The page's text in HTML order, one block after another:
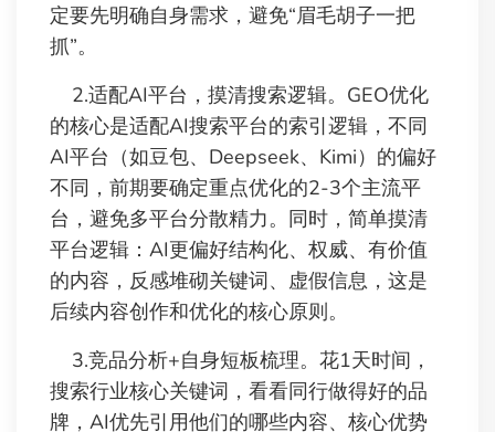
定要先明确自身需求，避免“眉毛胡子一把
抓”。
2.适配AI平台，摸清搜索逻辑。GEO优化
的核心是适配AI搜索平台的索引逻辑，不同
AI平台（如豆包、Deepseek、Kimi）的偏好
不同，前期要确定重点优化的2-3个主流平
台，避免多平台分散精力。同时，简单摸清
平台逻辑：AI更偏好结构化、权威、有价值
的内容，反感堆砌关键词、虚假信息，这是
后续内容创作和优化的核心原则。
3.竞品分析+自身短板梳理。花1天时间，
搜索行业核心关键词，看看同行做得好的品
牌，AI优先引用他们的哪些内容、核心优势